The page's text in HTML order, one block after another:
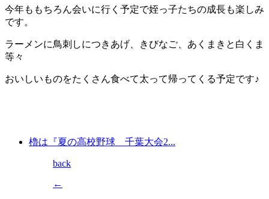
今年ももちろん会いに行く予定で姪っ子たちの成長も楽しみ
です。
ラーメンに鳥刺しにつきあげ、きびなご、あくまきと白くま
等々
おいしいものをたくさん食べて太って帰ってくる予定です♪
櫓は『夏の高校野球 千葉大会2...
back
←